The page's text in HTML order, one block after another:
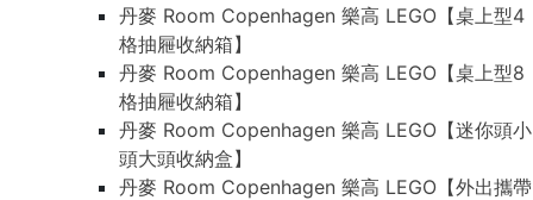
丹麥 Room Copenhagen 樂高 LEGO【桌上型4
格抽屜收納箱】
丹麥 Room Copenhagen 樂高 LEGO【桌上型8
格抽屜收納箱】
丹麥 Room Copenhagen 樂高 LEGO【迷你頭小
頭大頭收納盒】
丹麥 Room Copenhagen 樂高 LEGO【外出攜帶